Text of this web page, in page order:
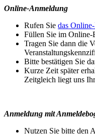
Online-Anmeldung
Rufen Sie das
Füllen Sie im Online-
Tragen Sie dann die
Bitte bestätigen Sie
Kurze Zeit später
Zeitgleich liegt uns
Anmeldung mit
Nutzen Sie bitte den